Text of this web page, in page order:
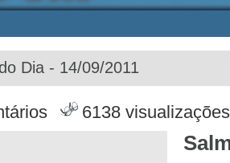
Dia - 14/09/2011
6138 visualizações